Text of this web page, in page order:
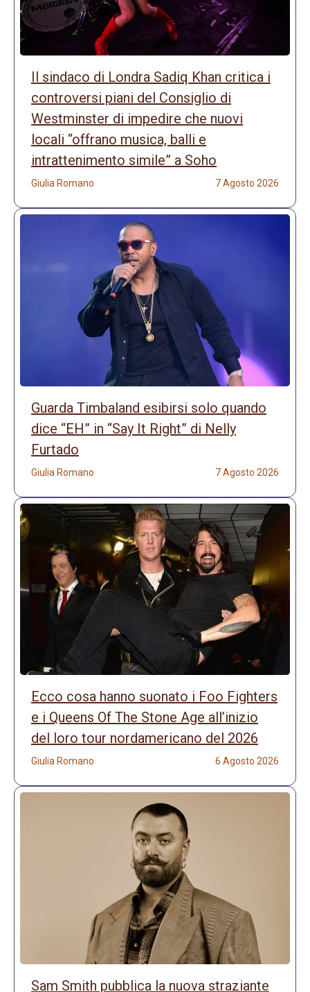
Il sindaco di Londra Sadiq Khan critica i
controversi piani del Consiglio di
Westminster di impedire che nuovi
locali “offrano musica, balli e
intrattenimento simile” a Soho
Giulia Romano 7 Agosto 2026
Guarda Timbaland esibirsi solo quando
dice “EH” in “Say It Right” di Nelly
Furtado
Giulia Romano 7 Agosto 2026
Ecco cosa hanno suonato i Foo Fighters
e i Queens Of The Stone Age all’inizio
del loro tour nordamericano del 2026
Giulia Romano 6 Agosto 2026
Sam Smith pubblica la nuova straziante